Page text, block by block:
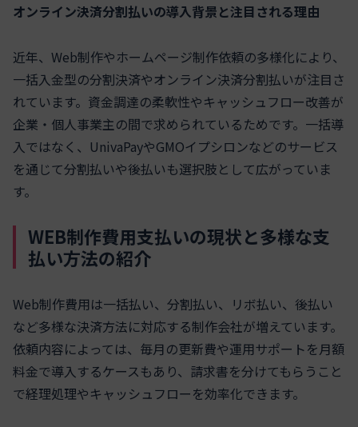
オンライン決済分割払いの導入背景と注目される理由
近年、Web制作やホームページ制作依頼の多様化により、
一括入金型の分割決済やオンライン決済分割払いが注目さ
れています。資金調達の柔軟性やキャッシュフロー改善が
企業・個人事業主の間で求められているためです。一括導
入ではなく、UnivaPayやGMOイプシロンなどのサービス
を通じて分割払いや後払いも選択肢として広がっていま
す。
WEB制作費用支払いの現状と多様な支
払い方法の紹介
Web制作費用は一括払い、分割払い、リボ払い、後払い
など多様な決済方法に対応する制作会社が増えています。
依頼内容によっては、毎月の更新費や運用サポートを月額
料金で導入するケースもあり、請求書を分けてもらうこと
で経理処理やキャッシュフローを効率化できます。